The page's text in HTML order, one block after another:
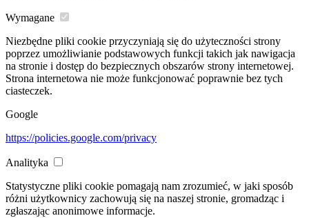
Wymagane
Niezbędne pliki cookie przyczyniają się do użyteczności strony
poprzez umożliwianie podstawowych funkcji takich jak nawigacja
na stronie i dostęp do bezpiecznych obszarów strony internetowej.
Strona internetowa nie może funkcjonować poprawnie bez tych
ciasteczek.
Google
https://policies.google.com/privacy
Analityka
Statystyczne pliki cookie pomagają nam zrozumieć, w jaki sposób
różni użytkownicy zachowują się na naszej stronie, gromadząc i
zgłaszając anonimowe informacje.